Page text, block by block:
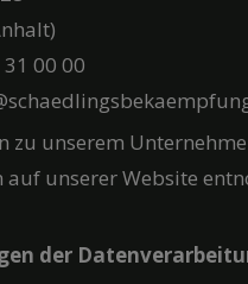
00 00
zu unserem
unserer Website
der